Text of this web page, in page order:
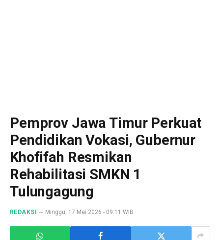
Pemprov Jawa Timur Perkuat
Pendidikan Vokasi, Gubernur
Khofifah Resmikan
Rehabilitasi SMKN 1
Tulungagung
REDAKSI Minggu, 17 Mei 2026 - 09:11 WIB